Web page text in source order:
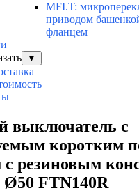
MFI.T:
приводом
фланцем
▼
выключатель с
коротким
с резиновым
FTN140R